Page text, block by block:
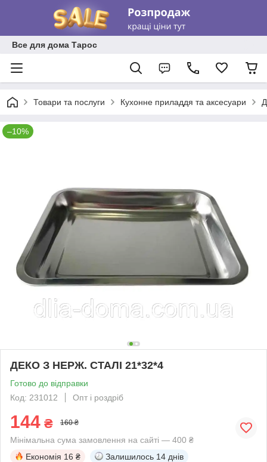
Все для дома Тарос
Товари та послуги Кухонне приладдя та аксесуари
–10%
ДЕКО З НЕРЖ. СТАЛІ 21*32*4
Готово до відправки
Код: 231012
Опт і роздріб
144 ₴ 160 ₴
Мінімальна сума замовлення на сайті — 400 ₴
Економія 16 ₴ Залишилось 14 днів